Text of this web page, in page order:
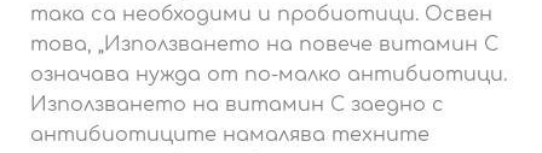
така са необходими и пробиотици. Освен
това, „Използването на повече витамин С
означава нужда от по-малко антибиотици.
Използването на витамин С заедно с
антибиотиците намалява техните